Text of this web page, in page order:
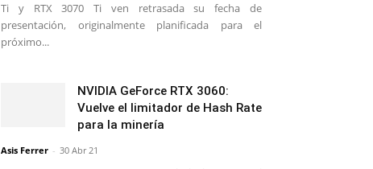
Ti y RTX 3070 Ti ven retrasada su fecha de
presentación, originalmente planificada para el
próximo...
NVIDIA GeForce RTX 3060:
Vuelve el limitador de Hash Rate
para la minería
Asis Ferrer - 30 Abr 21